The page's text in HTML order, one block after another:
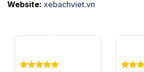
Website: xebachviet.vn